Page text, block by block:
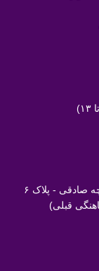
: خ اجاره دار - کوچه شایقی - کوچه صادقی - پلاک ۶